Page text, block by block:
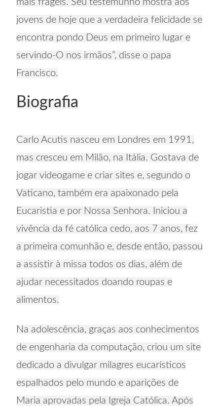
jovens de hoje que a verdadeira felicidade se
encontra pondo Deus em primeiro lugar e
servindo-O nos irmãos”, disse o papa
Francisco.
Biografia
Carlo Acutis nasceu em Londres em 1991,
mas cresceu em Milão, na Itália. Gostava de
jogar videogame e criar sites e, segundo o
Vaticano, também era apaixonado pela
Eucaristia e por Nossa Senhora. Iniciou a
vivência da fé católica cedo, aos 7 anos, fez
a primeira comunhão e, desde então, passou
a assistir à missa todos os dias, além de
ajudar necessitados doando roupas e
alimentos.
Na adolescência, graças aos conhecimentos
de engenharia da computação, criou um site
dedicado a divulgar milagres eucarísticos
espalhados pelo mundo e aparições de
Maria aprovadas pela Igreja Católica. Após